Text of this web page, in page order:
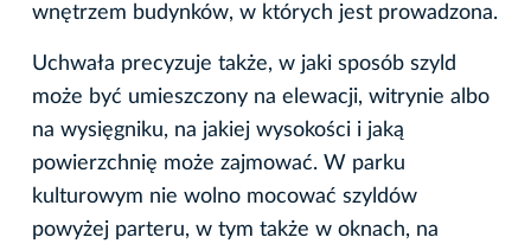
wnętrzem budynków, w których jest prowadzona.
Uchwała precyzuje także, w jaki sposób szyld
może być umieszczony na elewacji, witrynie albo
na wysięgniku, na jakiej wysokości i jaką
powierzchnię może zajmować. W parku
kulturowym nie wolno mocować szyldów
powyżej parteru, w tym także w oknach, na